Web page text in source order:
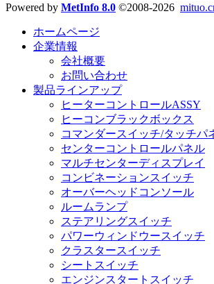
Powered by MetInfo 8.0 ©2008-2026
ホームページ
企業情報
会社概要
お問い合わせ
製品ラインアップ
ヒーターコントロールASSY
ヒーコンブラックボックス
コマンダースイッチ/タッチパ
センターコントロールパネル
マルチセンターディスプレイ
コンビネーションスイッチ
オーバーヘッドコンソール
ルームランプ
ステアリングスイッチ
パワーウィンドウースイッチ
クラスタースイッチ
シートスイッチ
エンジンスタートスイッチ